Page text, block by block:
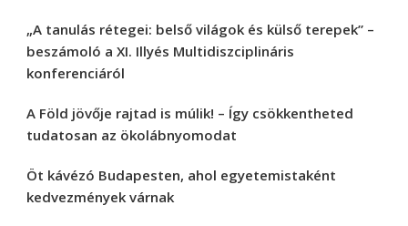
„A tanulás rétegei: belső világok és külső terepek” –
beszámoló a XI. Illyés Multidiszciplináris
konferenciáról
A Föld jövője rajtad is múlik! – Így csökkentheted
tudatosan az ökolábnyomodat
Öt kávézó Budapesten, ahol egyetemistaként
kedvezmények várnak